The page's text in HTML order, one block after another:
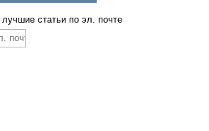
статьи по эл. почте